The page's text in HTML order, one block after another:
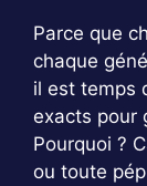
Parce que
chaque
il est temps
exacts pour
Pourquoi ?
ou toute